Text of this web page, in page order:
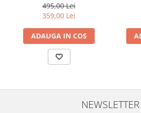
495,00 Lei
359,00 Lei
ADAUGA IN COS
NEWSLETTER